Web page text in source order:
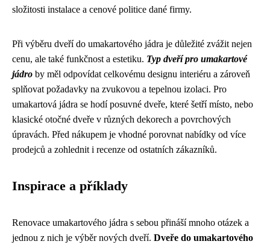
složitosti instalace a cenové politice dané firmy.
Při výběru dveří do umakartového jádra je důležité zvážit nejen
cenu, ale také funkčnost a estetiku. Typ dveří pro umakartové
jádro by měl odpovídat celkovému designu interiéru a zároveň
splňovat požadavky na zvukovou a tepelnou izolaci. Pro
umakartová jádra se hodí posuvné dveře, které šetří místo, nebo
klasické otočné dveře v různých dekorech a povrchových
úpravách. Před nákupem je vhodné porovnat nabídky od více
prodejců a zohlednit i recenze od ostatních zákazníků.
Inspirace a příklady
Renovace umakartového jádra s sebou přináší mnoho otázek a
jednou z nich je výběr nových dveří. Dveře do umakartového